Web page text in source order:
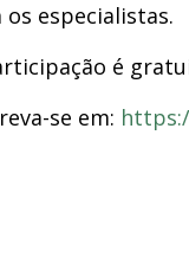
os especialistas.
é
se em: